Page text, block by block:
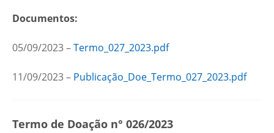
Documentos:
05/09/2023 –Termo_027_2023.pdf
11/09/2023 – Publicação_Doe_Termo_027_2023.pdf
Termo de Doação n° 026/2023